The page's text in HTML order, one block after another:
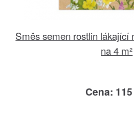
Směs semen rostlin lákající
na 4 m²
Cena: